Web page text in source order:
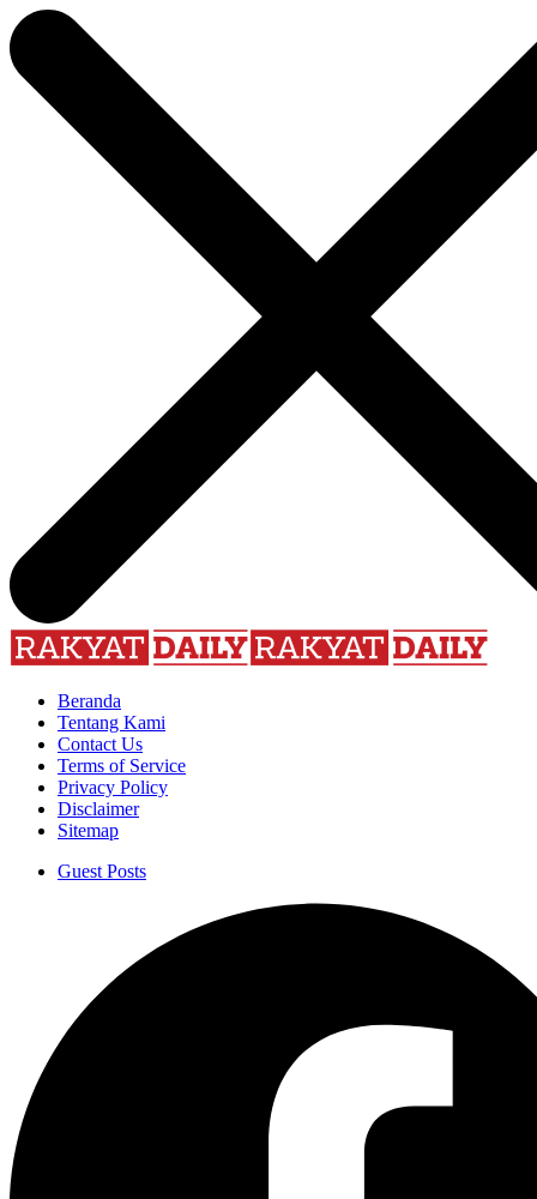
Beranda
Tentang Kami
Contact Us
Terms of Service
Privacy Policy
Disclaimer
Sitemap
Guest Posts